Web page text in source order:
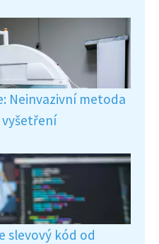
Neinvazivní metoda
slevový kód od